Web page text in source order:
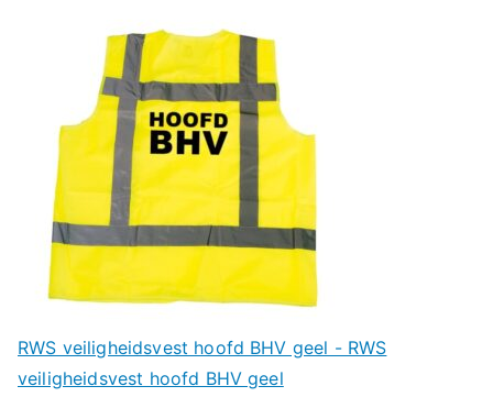
RWS veiligheidsvest hoofd BHV geel - RWS
veiligheidsvest hoofd BHV geel